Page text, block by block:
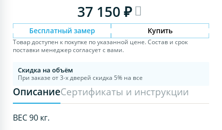
37 150 ₽
Бесплатный замер Купить
Товар доступен к покупке по указанной цене. Состав и срок
поставки менеджер согласует с вами.
Скидка на объём
При заказе от 3-х дверей скидка 5% на все
ОписаниеСертификаты и инструкции
ВЕС 90 кг.